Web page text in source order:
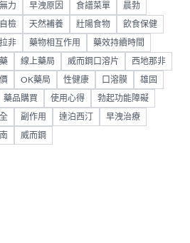
力 早洩原因 食譜菜單 晨勃
檢 天然補養 壯陽食物 飲食保健
非 藥物相互作用 藥效持續時間
線上藥局 威而鋼口溶片 西地那非
OK藥局 性健康 口溶膜 雄固
藥品購買 使用心得 勃起功能障礙
副作用 達泊西汀 早洩治療
威而鋼